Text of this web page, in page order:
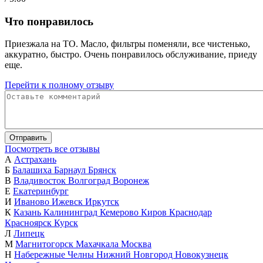
Что понравилось
Приезжала на ТО. Масло, фильтры поменяли, все чистенько,
аккуратно, быстро. Очень понравилось обслуживание, приеду
еще.
Перейти к полному отзыву
Отправить
Посмотреть все отзывы
А Астрахань
Б Балашиха Барнаул Брянск
В Владивосток Волгоград Воронеж
Е Екатеринбург
И Иваново Ижевск Иркутск
К Казань Калининград Кемерово Киров Краснодар
Красноярск Курск
Л Липецк
М Магнитогорск Махачкала Москва
Н Набережные Челны Нижний Новгород Новокузнецк